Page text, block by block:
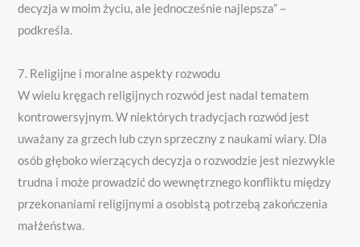
decyzja w moim życiu, ale jednocześnie najlepsza” –
podkreśla.
7. Religijne i moralne aspekty rozwodu
W wielu kręgach religijnych rozwód jest nadal tematem
kontrowersyjnym. W niektórych tradycjach rozwód jest
uważany za grzech lub czyn sprzeczny z naukami wiary. Dla
osób głęboko wierzących decyzja o rozwodzie jest niezwykle
trudna i może prowadzić do wewnętrznego konfliktu między
przekonaniami religijnymi a osobistą potrzebą zakończenia
małżeństwa.